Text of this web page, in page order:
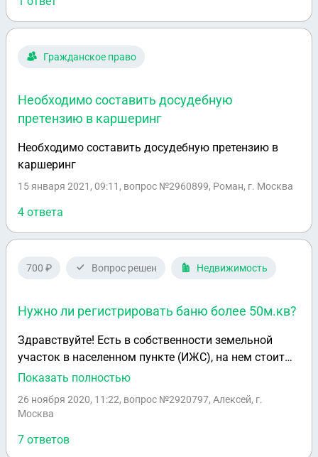
расходование вверенных ему бюджетных средств
по назначению, с целью погашения возложенных на
бухгалтера перечислить с расчетного счета
Гарипова А.В.
Гражданское право
Необходимо составить досудебную
претензию в каршеринг
Необходимо составить досудебную претензию в
каршеринг
15 января 2021, 09:11 , вопрос №2960899, Роман, г. Москва
4 ответа
700 ₽ Вопрос решен Недвижимость
Нужно ли регистрировать баню более 50м.кв?
Здравствуйте! Есть в собственности земельной
участок в населенном пункте (ИЖС), на нем стоит
зарегистрированный старый дом. В прошлом году
является хоз.постройкой без признаков
без капитального фундамента (на блоках) - без
Показать полностью
26 ноября 2020, 11:22, вопрос №2920797, Алексей, г.
Москва
7 ответов